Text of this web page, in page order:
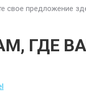
свое предложение
ГДЕ